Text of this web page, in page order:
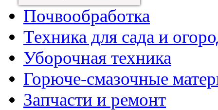
Почвообработка
Техника для сада и
Уборочная техника
Горюче-смазочные
Запчасти и ремонт